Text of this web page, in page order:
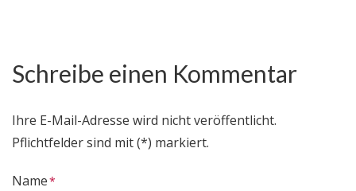
Schreibe einen Kommentar
Ihre E-Mail-Adresse wird nicht veröffentlicht.
Pflichtfelder sind mit (*) markiert.
Name